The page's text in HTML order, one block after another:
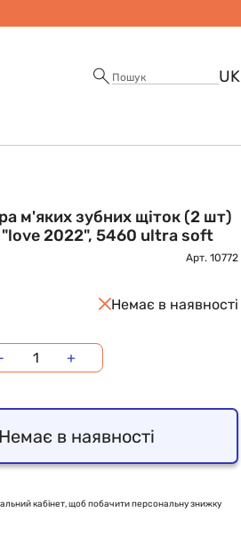
UK
м'яких зубних щіток (2 шт)
2022", 5460 ultra soft
Арт. 10772
Немає в наявності
+
Немає в наявності
кабінет, щоб побачити персональну знижку